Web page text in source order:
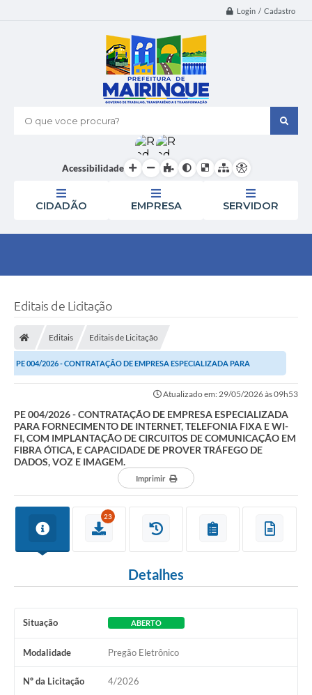
Login / Cadastro
O que voce procura?
Acessibilidade
CIDADÃO EMPRESA SERVIDOR
Editais de Licitação
Editais Editais de Licitação
PE 004/2026 - CONTRATAÇÃO DE EMPRESA ESPECIALIZADA PARA
FORNECIMENTO DE INTERNET, TELEFONIA FIXA E WI-FI, COM...
Atualizado em: 29/05/2026 às 09h53
PE 004/2026 - CONTRATAÇÃO DE EMPRESA ESPECIALIZADA
PARA FORNECIMENTO DE INTERNET, TELEFONIA FIXA E WI-
FI, COM IMPLANTAÇÃO DE CIRCUITOS DE COMUNICAÇÃO EM
FIBRA ÓTICA, E CAPACIDADE DE PROVER TRÁFEGO DE
DADOS, VOZ E IMAGEM.
Imprimir
23
Detalhes
Situação ABERTO
Modalidade Pregão Eletrônico
Nº da Licitação 4/2026